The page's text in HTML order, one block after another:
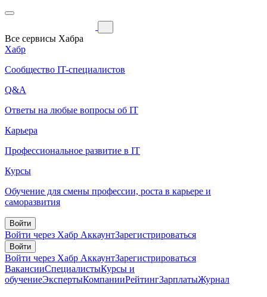
Все сервисы Хабра
Хабр
Сообщество IT-специалистов
Q&A
Ответы на любые вопросы об IT
Карьера
Профессиональное развитие в IT
Курсы
Обучение для смены профессии, роста в карьере и
саморазвития
Войти
Войти через Хабр АккаунтЗарегистрироваться
Войти
Войти через Хабр АккаунтЗарегистрироваться
ВакансииСпециалистыКурсы и
обучениеЭкспертыКомпанииРейтингЗарплатыЖурнал